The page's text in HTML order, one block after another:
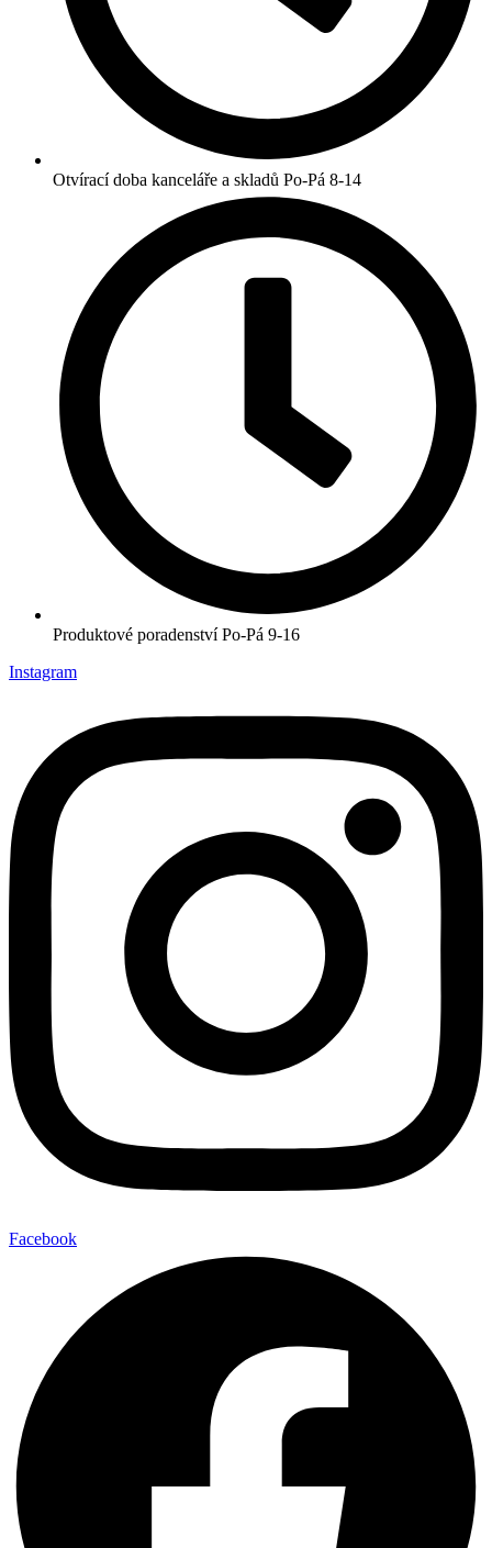
Otvírací doba kanceláře a skladů Po-Pá 8-14
Produktové poradenství Po-Pá 9-16
Instagram
Facebook